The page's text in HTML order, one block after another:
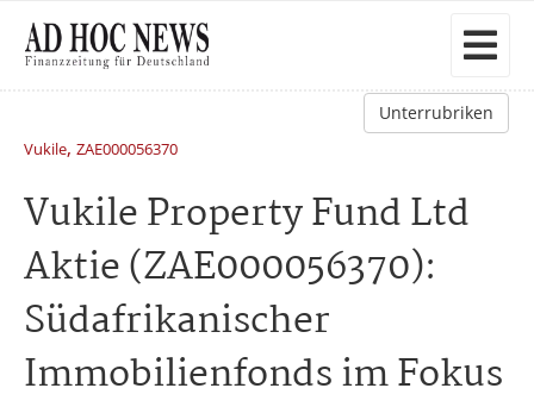
Unterrubriken
Vukile, ZAE000056370
Vukile Property Fund Ltd
Aktie (ZAE000056370):
Südafrikanischer
Immobilienfonds im Fokus